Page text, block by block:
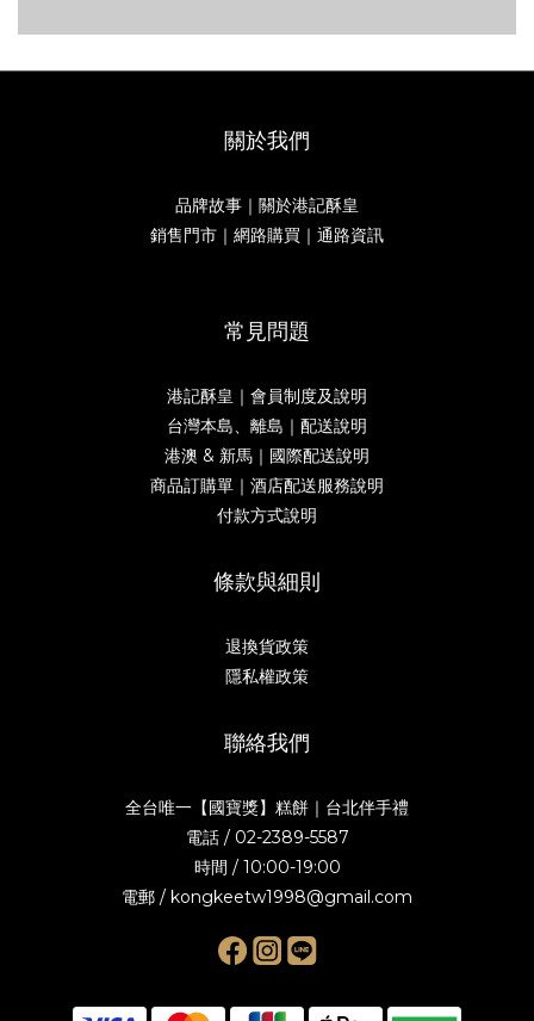
關於我們
品牌故事｜關於港記酥皇
銷售門市｜網路購買｜通路資訊
常見問題
港記酥皇｜會員制度及說明
台灣本島、離島｜配送說明
港澳 & 新馬｜國際配送說明
商品訂購單｜酒店配送服務說明
付款方式說明
條款與細則
退換貨政策
隱私權政策
聯絡我們
全台唯一【國寶獎】糕餅｜台北伴手禮
電話 / 02-2389-5587
時間 / 10:00-19:00
電郵 / kongkeetw1998@gmail.com